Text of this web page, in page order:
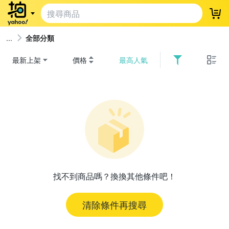
登
全部分類
最新上架 價格 最高人氣
找不到商品嗎？換換其他條件吧！
清除條件再搜尋